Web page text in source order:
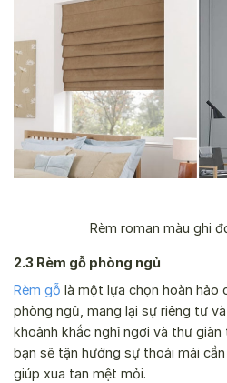
Rèm roman màu ghi
2.3 Rèm gỗ phòng ngủ
Rèm gỗ là một lựa chọn hoàn hảo
phòng ngủ, mang lại sự riêng tư
khoảnh khắc nghỉ ngơi và thư
bạn sẽ tận hưởng sự thoải mái
giúp xua tan mệt mỏi.